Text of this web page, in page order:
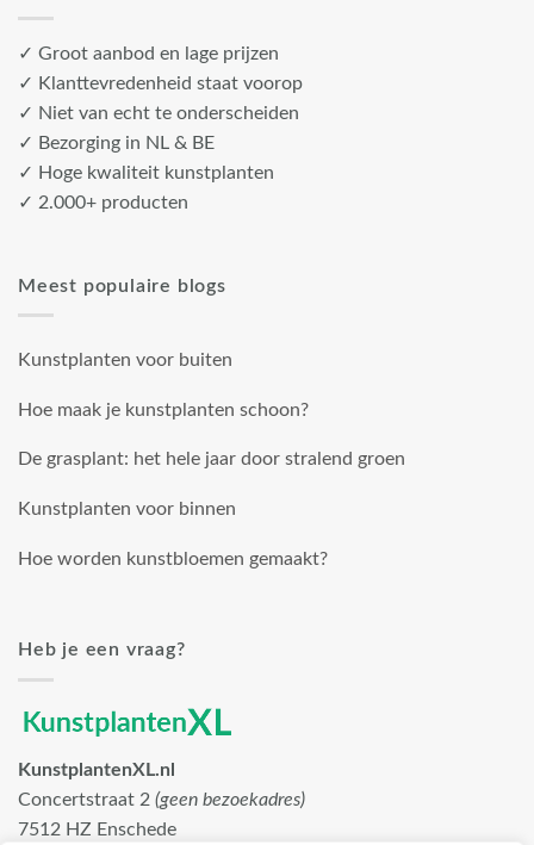
✓ Groot aanbod en lage prijzen
✓ Klanttevredenheid staat voorop
✓ Niet van echt te onderscheiden
✓ Bezorging in NL & BE
✓ Hoge kwaliteit kunstplanten
✓ 2.000+ producten
Meest populaire blogs
Kunstplanten voor buiten
Hoe maak je kunstplanten schoon?
De grasplant: het hele jaar door stralend groen
Kunstplanten voor binnen
Hoe worden kunstbloemen gemaakt?
Heb je een vraag?
KunstplantenXL.nl
Concertstraat 2 (geen bezoekadres)
7512 HZ Enschede